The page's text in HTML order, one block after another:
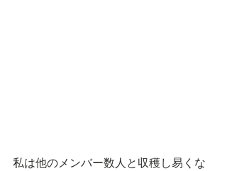
私は他のメンバー数人と収穫し易くな